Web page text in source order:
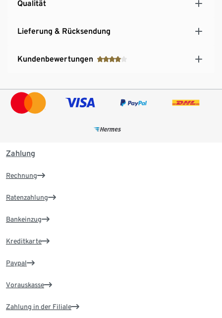
Qualität
Lieferung & Rücksendung
Kundenbewertungen
Zahlung
Rechnung
Ratenzahlung
Bankeinzug
Kreditkarte
Paypal
Vorauskasse
Zahlung in der Filiale